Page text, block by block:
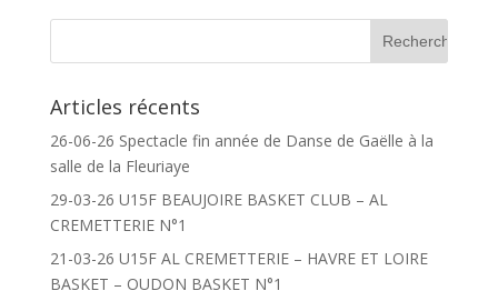
Articles récents
26-06-26 Spectacle fin année de Danse de Gaëlle à la
salle de la Fleuriaye
29-03-26 U15F BEAUJOIRE BASKET CLUB – AL
CREMETTERIE N°1
21-03-26 U15F AL CREMETTERIE – HAVRE ET LOIRE
BASKET – OUDON BASKET N°1